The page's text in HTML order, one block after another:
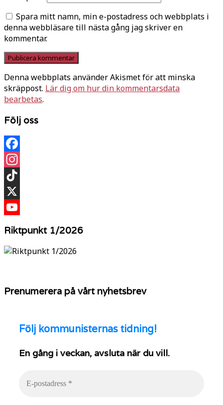
Spara mitt namn, min e-postadress och webbplats i
denna webbläsare till nästa gång jag skriver en
kommentar.
Denna webbplats använder Akismet för att minska
skräppost. Lär dig om hur din kommentarsdata
bearbetas.
Följ oss
Facebook
Instagram
TikTok
X
Riktpunkt 1/2026
Prenumerera på vårt nyhetsbrev
Följ kommunisternas tidning!
En gång i veckan, avsluta när du vill.